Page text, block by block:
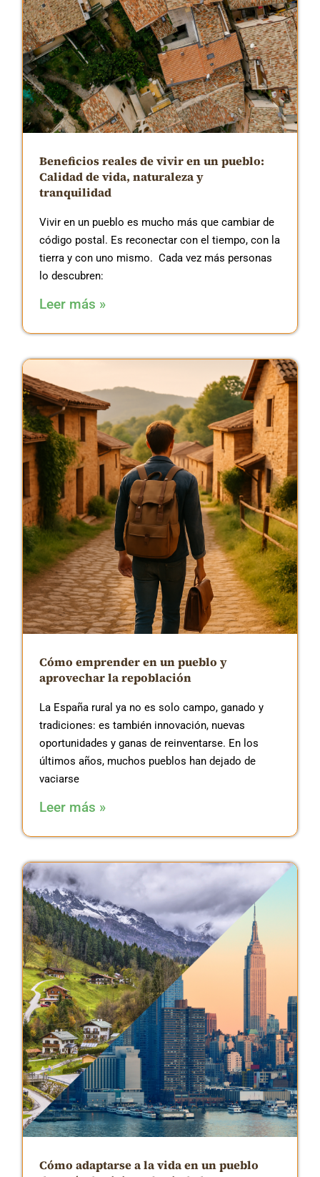
Beneficios reales de vivir en un pueblo:
Calidad de vida, naturaleza y
tranquilidad
Vivir en un pueblo es mucho más que cambiar de
código postal. Es reconectar con el tiempo, con la
tierra y con uno mismo. Cada vez más personas
lo descubren:
Leer más »
Cómo emprender en un pueblo y
aprovechar la repoblación
La España rural ya no es solo campo, ganado y
tradiciones: es también innovación, nuevas
oportunidades y ganas de reinventarse. En los
últimos años, muchos pueblos han dejado de
vaciarse
Leer más »
Cómo adaptarse a la vida en un pueblo